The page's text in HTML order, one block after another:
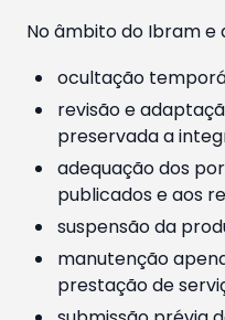
No âmbito do Ibram e
ocultação
revisão e
preservada a
adequação dos
publicados e aos
suspensão da
manutenção
prestação de